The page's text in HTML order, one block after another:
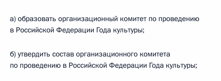
а) образовать организационный комитет по проведению
в Российской Федерации Года культуры;
б) утвердить состав организационного комитета
по проведению в Российской Федерации Года культуры;